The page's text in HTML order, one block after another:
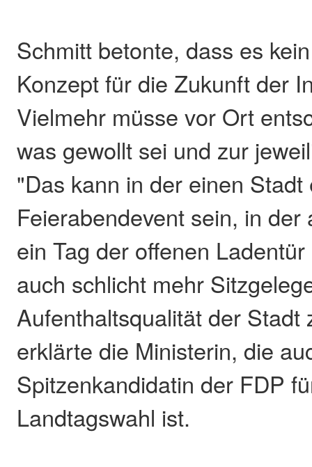
Schmitt betonte, dass es
Konzept für die Zukunft der
Vielmehr müsse vor Ort
was gewollt sei und zur
"Das kann in der einen Stadt
Feierabendevent sein, in
ein Tag der offenen
auch schlicht mehr
Aufenthaltsqualität der Stadt
erklärte die Ministerin, die
Spitzenkandidatin der FDP
Landtagswahl ist.